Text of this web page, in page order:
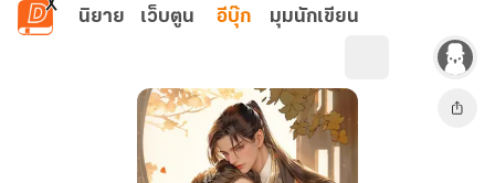
ข้ามไปยังเนื้อหาหลัก
นิยาย เว็บตูน อีบุ๊ก มุมนักเขียน